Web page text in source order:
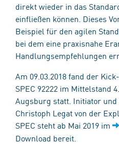
direkt wieder in das
einfließen können. Dieses
Beispiel für den agilen
bei dem eine praxisnahe
Handlungsempfehlungen
Am 09.03.2018 fand der
SPEC 92222 im Mittelstand
Augsburg statt. Initiator
Christoph Legat von der
SPEC steht ab Mai 2019 im
Download bereit.